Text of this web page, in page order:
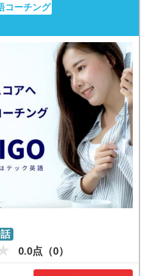
コーチング
0.0点（0）